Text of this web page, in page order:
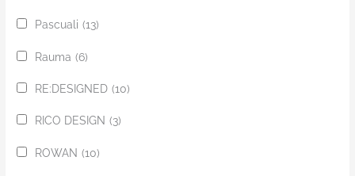
Pascuali (13)
Rauma (6)
RE:DESIGNED (10)
RICO DESIGN (3)
ROWAN (10)